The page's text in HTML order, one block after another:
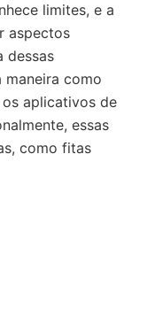
limites, e a
aspectos
dessas
como
aplicativos de
essas
como fitas